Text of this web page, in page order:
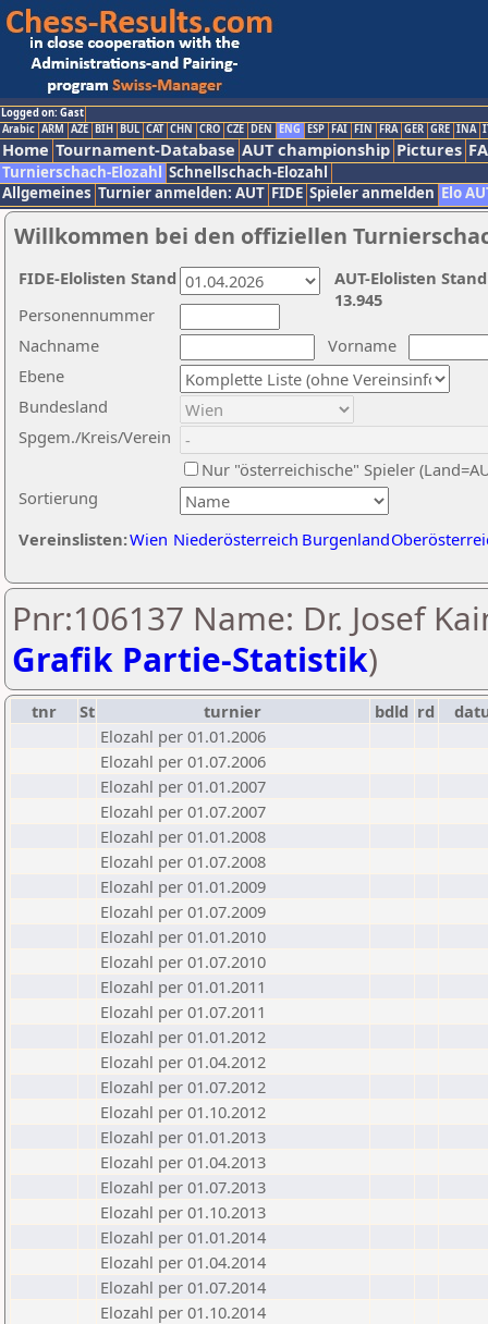
Logged on: Gast
Arabic ARM AZE BIH BUL CAT CHN CRO CZE DEN ENG ESP FAI FIN FRA GER GRE INA
Home Tournament-Database AUT championship Pictures
Turnierschach-Elozahl Schnellschach-Elozahl
Allgemeines Turnier anmelden: AUT FIDE Spieler anmelden Elo
Willkommen bei den offiziellen
Nachname
Vorname
Ebene
Sortierung
Personennummer
Bundesland
Spgem./Kreis/Verein
Nur "österreichische" Spieler
Vereinslisten:Wien Niederösterreich Burgenland
AUT-Elolisten
13.945
FIDE-Elolisten Stand
Pnr:106137 Name: Dr. Josef
Grafik Partie-Statistik)
tnr St turnier bdld rd
Elozahl per 01.01.2006
Elozahl per 01.07.2006
Elozahl per 01.01.2007
Elozahl per 01.07.2007
Elozahl per 01.01.2008
Elozahl per 01.07.2008
Elozahl per 01.01.2009
Elozahl per 01.07.2009
Elozahl per 01.01.2010
Elozahl per 01.07.2010
Elozahl per 01.01.2011
Elozahl per 01.07.2011
Elozahl per 01.01.2012
Elozahl per 01.04.2012
Elozahl per 01.07.2012
Elozahl per 01.10.2012
Elozahl per 01.01.2013
Elozahl per 01.04.2013
Elozahl per 01.07.2013
Elozahl per 01.10.2013
Elozahl per 01.01.2014
Elozahl per 01.04.2014
Elozahl per 01.07.2014
Elozahl per 01.10.2014